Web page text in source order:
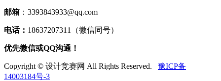
邮箱 ：3393843933@qq.com
电话： 18637207311（微信同号）
优先微信或QQ沟通！
Copyright © 设计竞赛网 All Rights Reserved.
豫ICP备
14003184号-3